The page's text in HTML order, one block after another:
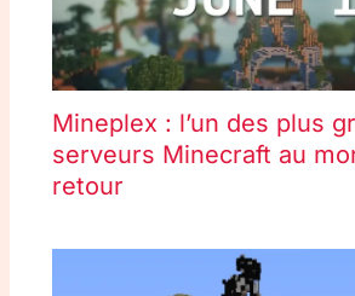
Mineplex : l’un des plus
serveurs Minecraft au
retour